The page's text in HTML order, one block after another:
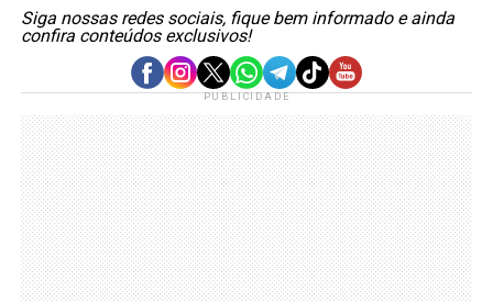
Siga nossas redes sociais, fique bem informado e ainda
confira conteúdos exclusivos!
PUBLICIDADE